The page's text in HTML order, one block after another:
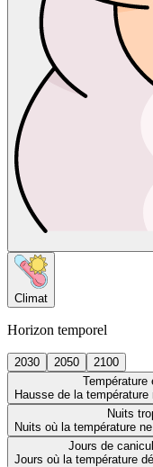
Climat
Horizon temporel
2030 2050
2100
Température
Hausse de la
Nuits
Nuits où la température
Jours de
Jours où la température